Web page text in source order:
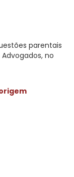
parentais
no